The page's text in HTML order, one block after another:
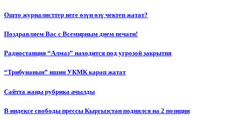
Ошто журналисттер неге өзүн өзү чектеп жатат?
Поздравляем Вас с Всемирным днем печати!
Радиостанция “Алмаз” находится под угрозой закрытия
“Трибунанын” ишин УКМК карап жатат
Сайтта жаңы рубрика ачылды
В индексе свободы прессы Кыргызстан поднялся на 2 позиции